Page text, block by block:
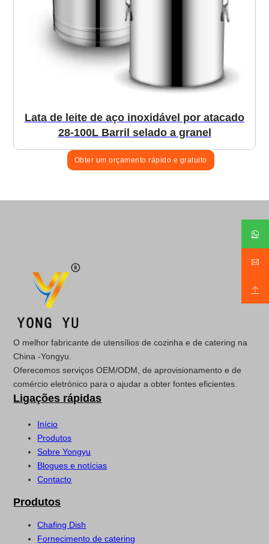
Lata de leite de aço inoxidável por atacado
28-100L Barril selado a granel
Obter um orçamento rápido e gratuito
O melhor fabricante de utensílios de cozinha e de catering na
China -Yongyu.
Oferecemos serviços OEM/ODM, de aprovisionamento e de
comércio eletrónico para o ajudar a obter fontes eficientes.
Ligações rápidas
Início
Produtos
Sobre Yongyu
Blogues e notícias
Contacto
Produtos
Chafing Dish
Fornecimento de catering